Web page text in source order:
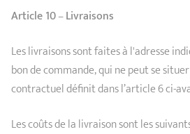
Article 10–Livraisons
Les livraisons sont faites à l'adresse
bon de commande, qui ne peut se
contractuel définit dans l’article 6 ci-
Les coûts de la livraison sont les